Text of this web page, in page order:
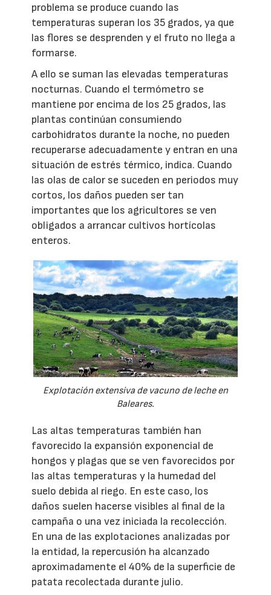
problema se produce cuando las
temperaturas superan los 35 grados, ya que
las flores se desprenden y el fruto no llega a
formarse.
A ello se suman las elevadas temperaturas
nocturnas. Cuando el termómetro se
mantiene por encima de los 25 grados, las
plantas continúan consumiendo
carbohidratos durante la noche, no pueden
recuperarse adecuadamente y entran en una
situación de estrés térmico, indica. Cuando
las olas de calor se suceden en periodos muy
cortos, los daños pueden ser tan
importantes que los agricultores se ven
obligados a arrancar cultivos hortícolas
enteros.
Explotación extensiva de vacuno de leche en
Baleares.
Las altas temperaturas también han
favorecido la expansión exponencial de
hongos y plagas que se ven favorecidos por
las altas temperaturas y la humedad del
suelo debida al riego. En este caso, los
daños suelen hacerse visibles al final de la
campaña o una vez iniciada la recolección.
En una de las explotaciones analizadas por
la entidad, la repercusión ha alcanzado
aproximadamente el 40% de la superficie de
patata recolectada durante julio.